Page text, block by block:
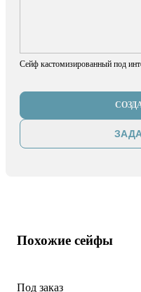
Сейф кастомизированный под
Похожие сейфы
Под заказ